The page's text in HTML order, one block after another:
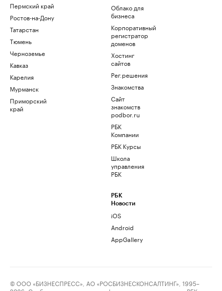
Пермский край
Ростов-на-Дону
Татарстан
Тюмень
Черноземье
Кавказ
Карелия
Мурманск
Приморский
край
Облако для
бизнеса
Корпоративный
регистратор
доменов
Хостинг
сайтов
Рег.решения
Знакомства
Сайт
знакомств
podbor.ru
РБК
Компании
РБК Курсы
Школа
управления
РБК
РБК
Новости
iOS
Android
AppGallery
© ООО «БИЗНЕСПРЕСС», АО «РОСБИЗНЕСКОНСАЛТИНГ», 1995–